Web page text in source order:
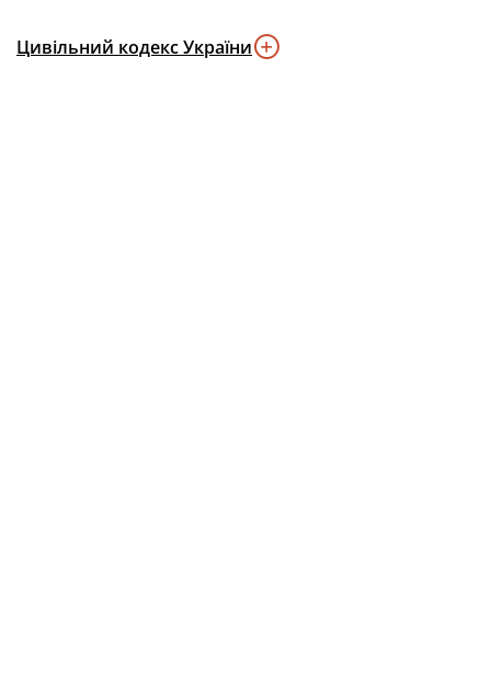
Цивільний кодекс України